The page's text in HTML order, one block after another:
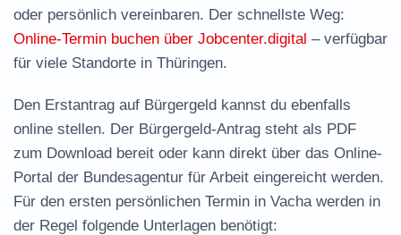
oder persönlich vereinbaren. Der schnellste Weg:
Online-Termin buchen über Jobcenter.digital – verfügbar
für viele Standorte in Thüringen.
Den Erstantrag auf Bürgergeld kannst du ebenfalls
online stellen. Der Bürgergeld-Antrag steht als PDF
zum Download bereit oder kann direkt über das Online-
Portal der Bundesagentur für Arbeit eingereicht werden.
Für den ersten persönlichen Termin in Vacha werden in
der Regel folgende Unterlagen benötigt: